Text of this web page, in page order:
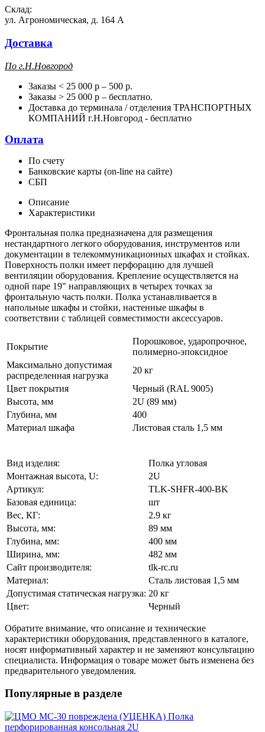
Склад:
ул. Агрономическая, д. 164 А
Доставка
По г.Н.Новгород
Заказы < 25 000 р – 500 р.
Заказы > 25 000 р – бесплатно.
Доставка до терминала / отделения ТРАНСПОРТНЫХ
КОМПАНИЙ г.Н.Новгород - бесплатно
Оплата
По счету
Банковские карты (on-line на сайте)
СБП
Описание
Характеристики
Фронтальная полка предназначена для размещения
нестандартного легкого оборудования, инструментов или
документации в телекоммуникационных шкафах и стойках.
Поверхность полки имеет перфорацию для лучшей
вентиляции оборудования. Крепление осуществляется на
одной паре 19" направляющих в четырех точках за
фронтальную часть полки. Полка устанавливается в
напольные шкафы и стойки, настенные шкафы в
соответствии с таблицей совместимости аксессуаров.
Покрытие
Порошковое, ударопрочное,
полимерно-эпоксидное
Максимально допустимая
распределенная нагрузка
20 кг
Цвет покрытия
Черный (RAL 9005)
Высота, мм
2U (89 мм)
Глубина, мм
400
Материал шкафа
Листовая сталь 1,5 мм
Вид изделия:
Полка угловая
Монтажная высота, U:
2U
Артикул:
TLK-SHFR-400-BK
Базовая единица:
шт
Вес, КГ:
2.9 кг
Высота, мм:
89 мм
Глубина, мм:
400 мм
Ширина, мм:
482 мм
Сайт производителя:
tlk-rc.ru
Материал:
Сталь листовая 1,5 мм
Допустимая статическая нагрузка: 20 кг
Цвет:
Черный
Обратите внимание, что описание и технические
характеристики оборудования, представленного в каталоге,
носят информативный характер и не заменяют консультацию
специалиста. Информация о товаре может быть изменена без
предварительного уведомления.
Популярные в разделе